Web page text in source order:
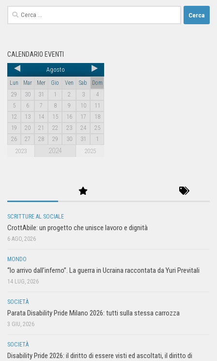
CALENDARIO EVENTI
Agosto
Lun Mar Mer Gio Ven Sab
Dom
29
30 31 1 2 3
4
5
6 7 8 9 10
11
12
13 14 15 16 17
18
19
20 21 22 23 24
25
26
27 28 29 30 31 1
2023 2024 2025
SCRITTURE AL SOCIALE
CrottAbile: un progetto che unisce lavoro e dignità
6 AGO, 2026
MONDO
“Io arrivo dall’inferno”. La guerra in Ucraina raccontata da Yuri Previtali
14 LUG, 2026
SOCIETÀ
Parata Disability Pride Milano 2026: tutti sulla stessa carrozza
3 GIU, 2026
SOCIETÀ
Disability Pride 2026: il diritto di essere visti ed ascoltati, il diritto di